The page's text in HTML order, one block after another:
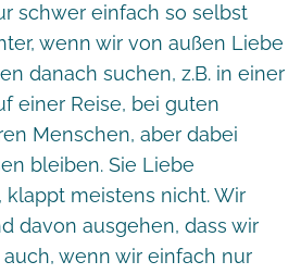
schwer einfach so selbst
wenn wir von außen Liebe
danach suchen, z.B. in einer
einer Reise, bei guten
Menschen, aber dabei
bleiben. Sie Liebe
klappt meistens nicht. Wir
davon ausgehen, dass wir
wenn wir einfach nur